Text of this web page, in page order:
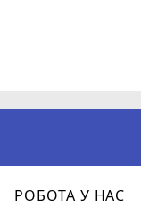
РОБОТА У НАС